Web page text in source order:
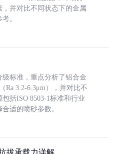
并对比不同状态下的金属
。
标准，重点分析了铝合金
Ra 3.2-6.3μm），并对比不
括ISO 8503-1标准和行业
适的喷砂参数。
拔承载力详解